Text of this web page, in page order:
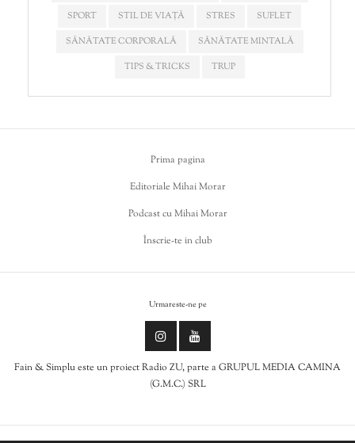
SPORT
STIL DE VIAȚĂ STRES
SUFLET
SĂNĂTATE CORPORALĂ
SĂNĂTATE MINTALĂ
TIPS & TRICKS
TRUP
Prima pagina
Editoriale Mihai Morar
Podcast cu Mihai Morar
Înscrie-te in club
Urmareste-ne pe
Fain & Simplu este un proiect Radio ZU, parte a GRUPUL MEDIA CAMINA
(G.M.C.) SRL